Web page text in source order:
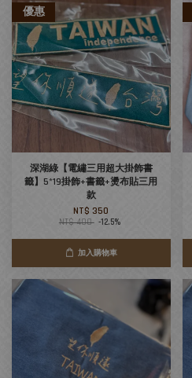
優惠
深湖綠【電繡三用超大掛飾書
籤】5*19掛飾+書籤+燙布貼三用
款
NT$ 350
NT$ 400 -12.5%
加入購物車